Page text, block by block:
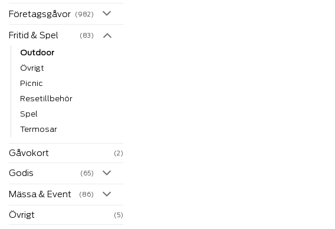
Företagsgåvor (982)
Fritid & Spel (83)
Outdoor
Övrigt
Picnic
Resetillbehör
Spel
Termosar
Gåvokort (2)
Godis (65)
Mässa & Event (86)
Övrigt (5)